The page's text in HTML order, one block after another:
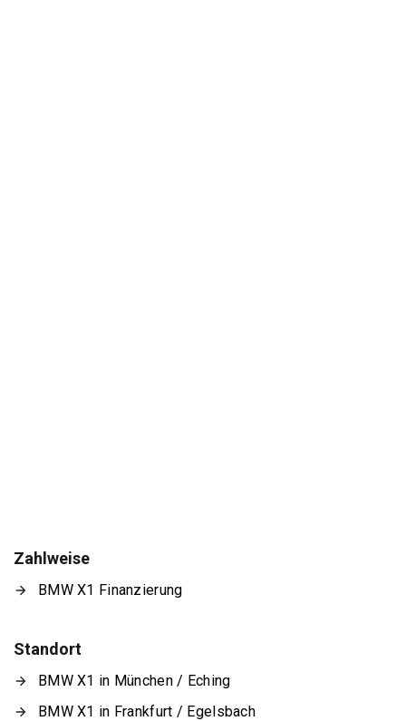
Zahlweise
BMW X1 Finanzierung
Standort
BMW X1 in München / Eching
BMW X1 in Frankfurt / Egelsbach